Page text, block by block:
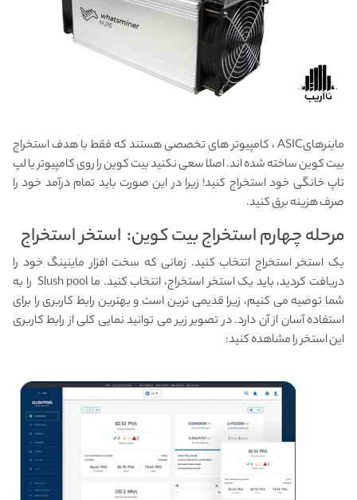
ماینرهایASIC ، کامپیوتر های تخصصی هستند که فقط با هدف استخراج
بیت کوین ساخته شده اند. اصلا سعی نکنید بیت کوین را روی کامپیوتر یا لپ
تاپ خانگی خود استخراج کنید! زیرا در این صورت باید تمام درآمد خود را
صرف هزینه برق کنید.
مرحله چهارم استخراج بیت کوین: استخر استخراج
یک استخر استخراج انتخاب کنید. زمانی که سخت افزار ماینینگ خود را
دریافت کردید، باید یک استخر استخراج، انتخاب کنید. ما Slush pool را به
شما توصیه می کنیم، زیرا قدیمی ترین است و بهترین رابط کاربری را برای
استفاده آسان از آن دارد. در تصویر زیر می توانید نمایی کلی از رابط کاربری
این استخر را مشاهده کنید: